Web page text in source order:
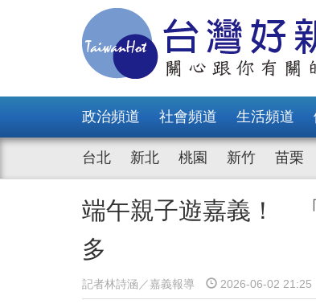
政治頻道 社會頻道 生活頻道
台北 新北 桃園 新竹 苗栗
端午親子遊嘉義！
多
記者林詩涵／嘉義報導 2026-06-02 21:25